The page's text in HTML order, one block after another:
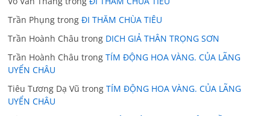
Trần Phụng trongĐI THĂM CHÙA TIÊU
Trần Hoành Châu trong DICH GIẢ THÂN TRỌNG SƠN
Trần Hoành Châu trongTÍM ĐỘNG HOA VÀNG. CỦA LÃNG
UYỂN CHÂU
Tiêu Tương Dạ Vũ trongTÍM ĐỘNG HOA VÀNG. CỦA LÃNG
UYỂN CHÂU